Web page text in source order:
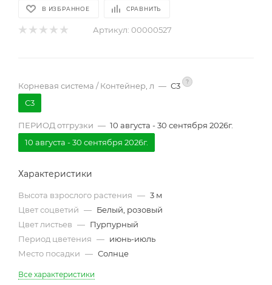
В ИЗБРАННОЕ СРАВНИТЬ
Артикул: 00000527
Корневая система / Контейнер, л — С3 ?
С3
ПЕРИОД отгрузки — 10 августа - 30 сентября 2026г.
10 августа - 30 сентября 2026г.
Характеристики
Высота взрослого растения — 3 м
Цвет соцветий — Белый, розовый
Цвет листьев — Пурпурный
Период цветения — июнь-июль
Место посадки — Солнце
Все характеристики